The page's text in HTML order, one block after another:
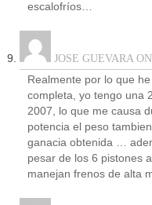
escalofríos…
JOSE GUEVARA
Realmente por lo que
completa, yo tengo una
2007, lo que me causa
potencia el peso
ganacia obtenida …
pesar de los 6 pistones
manejan frenos de alta